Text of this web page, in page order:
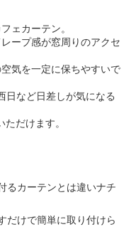
ェカーテン。
ープ感が窓周りのアクセ
気を一定に保ちやすいで
日など日差しが気になる
だけます。
るカーテンとは違いナチ
だけで簡単に取り付けら